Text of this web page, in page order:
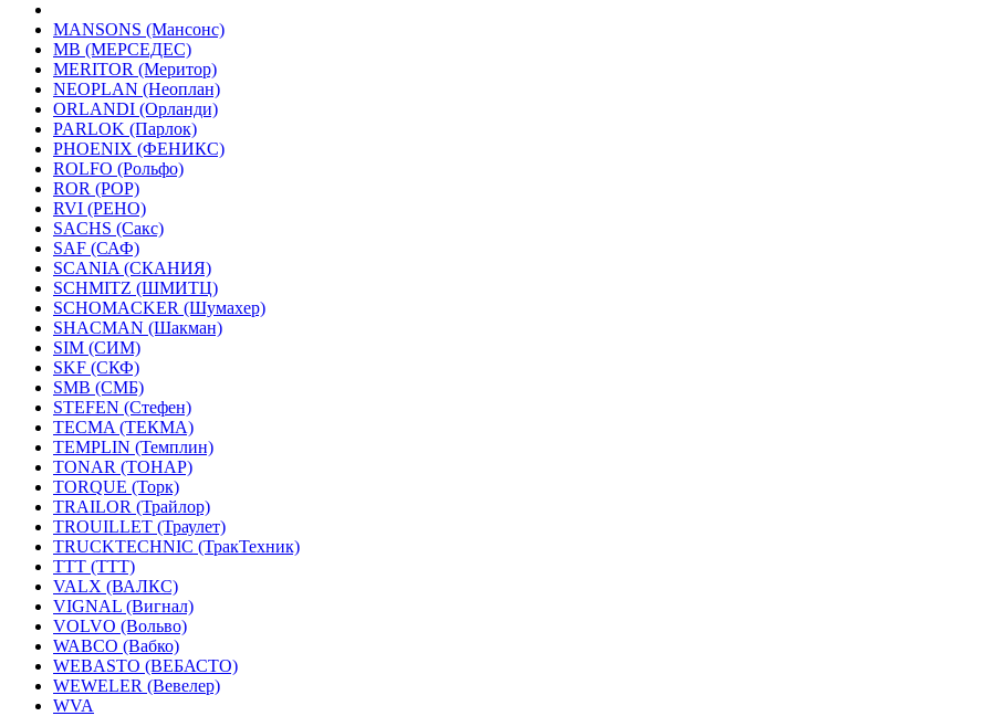
MANSONS (Мансонс)
MB (МЕРСЕДЕС)
MERITOR (Меритор)
NEOPLAN (Неоплан)
ORLANDI (Орланди)
PARLOK (Парлок)
PHOENIX (ФЕНИКС)
ROLFO (Рольфо)
ROR (РОР)
RVI (РЕНО)
SACHS (Сакс)
SAF (САФ)
SCANIA (СКАНИЯ)
SCHMITZ (ШМИТЦ)
SCHOMACKER (Шумахер)
SHACMAN (Шакман)
SIM (СИМ)
SKF (СКФ)
SMB (СМБ)
STEFEN (Стефен)
TECMA (ТЕКМА)
TEMPLIN (Темплин)
TONAR (ТОНАР)
TORQUE (Торк)
TRAILOR (Трайлор)
TROUILLET (Траулет)
TRUCKTECHNIC (ТракТехник)
TTT (ТТТ)
VALX (ВАЛКС)
VIGNAL (Вигнал)
VOLVO (Вольво)
WABCO (Вабко)
WEBASTO (ВЕБАСТО)
WEWELER (Вевелер)
WVA